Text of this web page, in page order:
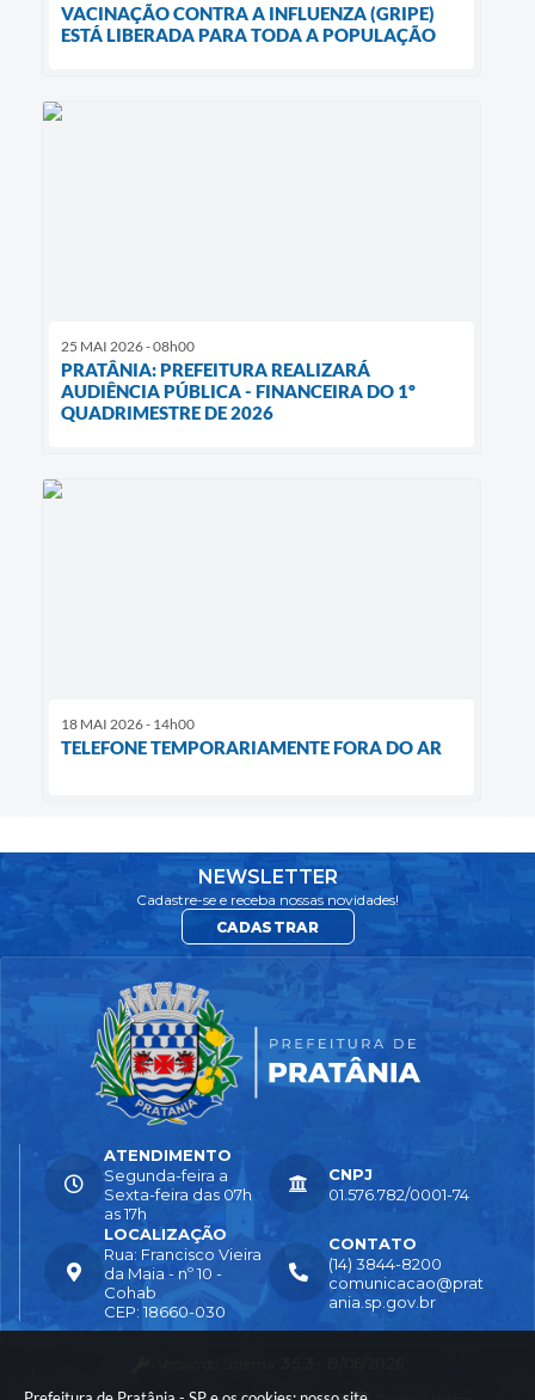
VACINAÇÃO CONTRA A INFLUENZA (GRIPE)
ESTÁ LIBERADA PARA TODA A POPULAÇÃO
25 MAI 2026 - 08h00
PRATÂNIA: PREFEITURA REALIZARÁ
AUDIÊNCIA PÚBLICA - FINANCEIRA DO 1º
QUADRIMESTRE DE 2026
18 MAI 2026 - 14h00
TELEFONE TEMPORARIAMENTE FORA DO AR
NEWSLETTER
Cadastre-se e receba nossas novidades!
CADASTRAR
LOCALIZAÇÃO
Rua: Francisco Vieira
da Maia - nº 10 -
Cohab
CEP: 18660-030
CONTATO
(14) 3844-8200
comunicacao@prat
ania.sp.gov.br
ATENDIMENTO
Segunda-feira a
Sexta-feira das 07h
as 17h
CNPJ
01.576.782/0001-74